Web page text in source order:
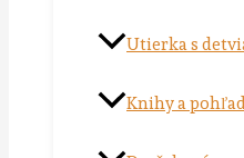
Utierka s
Knihy a